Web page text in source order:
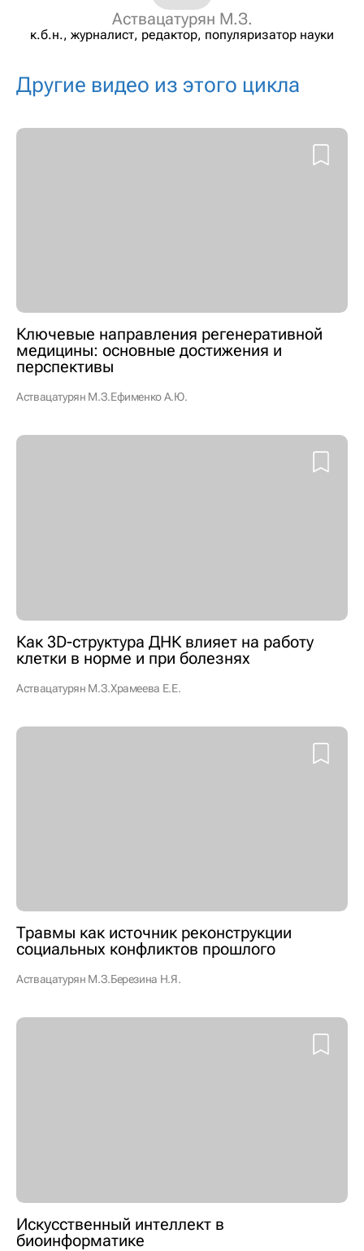
Аствацатурян М.З.
к.б.н., журналист, редактор, популяризатор науки
Другие видео из этого цикла
Ключевые направления регенеративной
медицины: основные достижения и
перспективы
Аствацатурян М.З.Ефименко А.Ю.
Как 3D-структура ДНК влияет на работу
клетки в норме и при болезнях
Аствацатурян М.З.Храмеева Е.Е.
Травмы как источник реконструкции
социальных конфликтов прошлого
Аствацатурян М.З.Березина Н.Я.
Искусственный интеллект в
биоинформатике